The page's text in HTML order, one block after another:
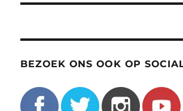
BEZOEK ONS OOK OP